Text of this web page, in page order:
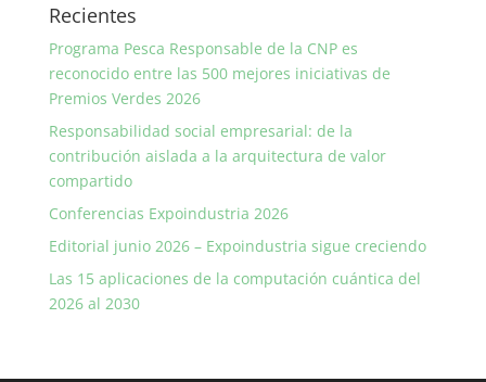
Recientes
Programa Pesca Responsable de la CNP es
reconocido entre las 500 mejores iniciativas de
Premios Verdes 2026
Responsabilidad social empresarial: de la
contribución aislada a la arquitectura de valor
compartido
Conferencias Expoindustria 2026
Editorial junio 2026 – Expoindustria sigue creciendo
Las 15 aplicaciones de la computación cuántica del
2026 al 2030